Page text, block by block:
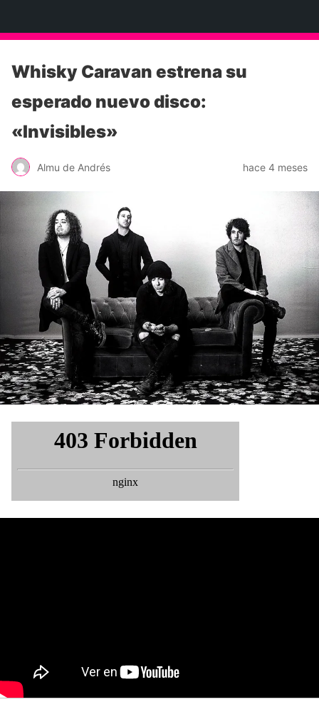
Whisky Caravan estrena su
esperado nuevo disco:
«Invisibles»
Almu de Andrés hace 4 meses